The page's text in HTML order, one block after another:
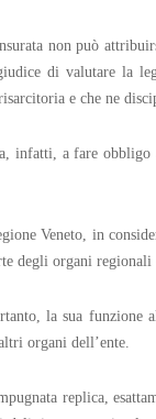
non può
di valutare la
e che ne
infatti, a fare
Veneto, in
degli organi
la sua
organi dell’ente.
replica,